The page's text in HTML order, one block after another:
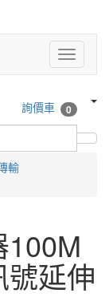
詢價車 0
輸
延伸